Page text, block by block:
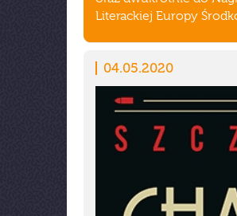
Literackiej Europy
04.05.2020